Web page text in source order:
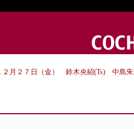
２月２７日（金） 鈴木央紹(Ts) 中島